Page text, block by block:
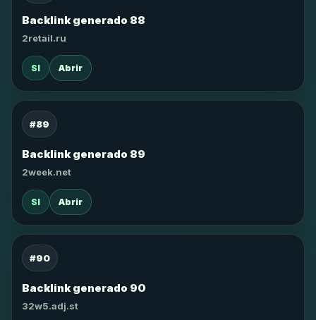
Backlink generado 88
2retail.ru
SI Abrir
#89
Backlink generado 89
2week.net
SI Abrir
#90
Backlink generado 90
32w5.adj.st